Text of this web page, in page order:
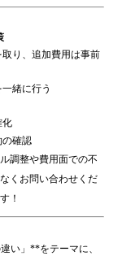
取り、追加費用は事前
一緒に行う
化
の確認
調整や費用面での不
くお問い合わせくだ
！
い」**をテーマに、